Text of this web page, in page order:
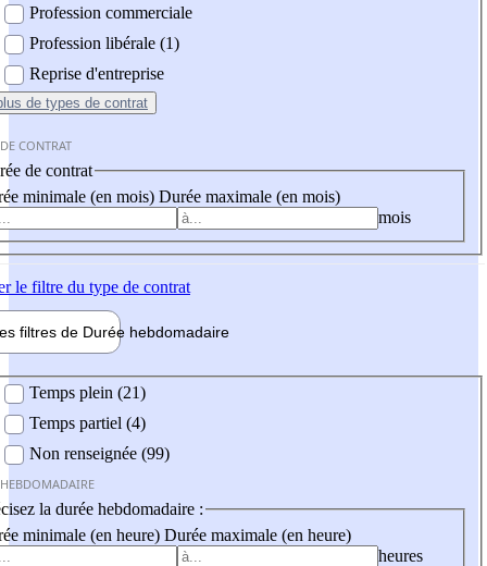
Profession commerciale
Profession libérale (1)
Reprise d'entreprise
de types de contrat
CONTRAT
de contrat
minimale (en mois) Durée maximale (en mois)
mois
le filtre du type de contrat
filtres de Durée hebdomadaire
Temps plein (21)
Temps partiel (4)
Non renseignée (99)
la durée hebdomadaire :
minimale (en heure) Durée maximale (en heure)
heures